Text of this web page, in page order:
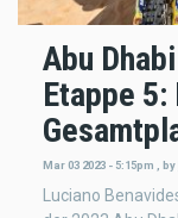
Abu
Etappe
Mar 03 2023 - 5:15pm by
Luciano